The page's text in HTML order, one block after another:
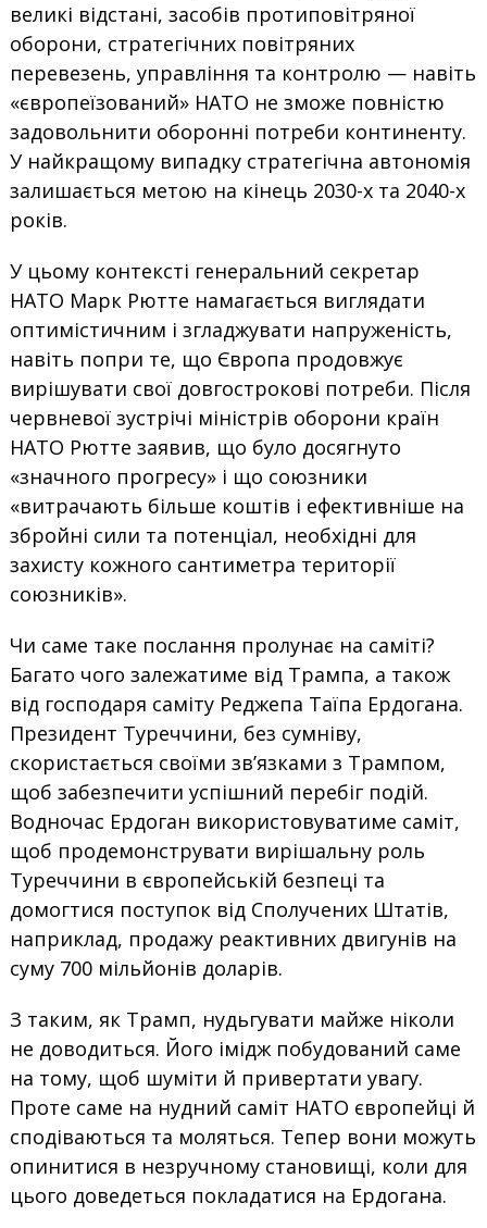
великі відстані, засобів протиповітряної
оборони, стратегічних повітряних
перевезень, управління та контролю — навіть
«європеїзований» НАТО не зможе повністю
задовольнити оборонні потреби континенту.
У найкращому випадку стратегічна автономія
залишається метою на кінець 2030-х та 2040-х
років.
У цьому контексті генеральний секретар
НАТО Марк Рютте намагається виглядати
оптимістичним і згладжувати напруженість,
навіть попри те, що Європа продовжує
вирішувати свої довгострокові потреби. Після
червневої зустрічі міністрів оборони країн
НАТО Рютте заявив, що було досягнуто
«значного прогресу» і що союзники
«витрачають більше коштів і ефективніше на
збройні сили та потенціал, необхідні для
захисту кожного сантиметра території
союзників».
Чи саме таке послання пролунає на саміті?
Багато чого залежатиме від Трампа, а також
від господаря саміту Реджепа Таїпа Ердогана.
Президент Туреччини, без сумніву,
скористається своїми зв’язками з Трампом,
щоб забезпечити успішний перебіг подій.
Водночас Ердоган використовуватиме саміт,
щоб продемонструвати вирішальну роль
Туреччини в європейській безпеці та
домогтися поступок від Сполучених Штатів,
наприклад, продажу реактивних двигунів на
суму 700 мільйонів доларів.
З таким, як Трамп, нудьгувати майже ніколи
не доводиться. Його імідж побудований саме
на тому, щоб шуміти й привертати увагу.
Проте саме на нудний саміт НАТО європейці й
сподіваються та моляться. Тепер вони можуть
опинитися в незручному становищі, коли для
цього доведеться покладатися на Ердогана.